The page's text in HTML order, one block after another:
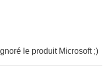
le produit Microsoft ;)